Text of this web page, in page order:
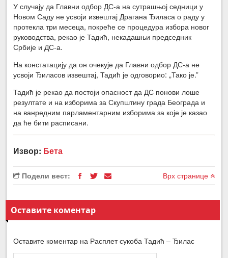
У случају да Главни одбор ДС-а на сутрашњој седници у
Новом Саду не усвоји извештај Драгана Ђиласа о раду у
протекла три месеца, покреће се процедура избора новог
руководства, рекао је Тадић, некадашњи председник
Србије и ДС-а.
На констатацију да он очекује да Главни одбор ДС-а не
усвоји Ђиласов извештај, Тадић је одговорио: „Тако је.”
Тадић је рекао да постоји опасност да ДС понови лоше
резултате и на изборима за Скупштину града Београда и
на ванредним парламентарним изборима за које је казао
да ће бити расписани.
Извор: Бета
Подели вест: Врх странице
Оставите коментар
Оставите коментар на Расплет сукоба Тадић – Ђилас